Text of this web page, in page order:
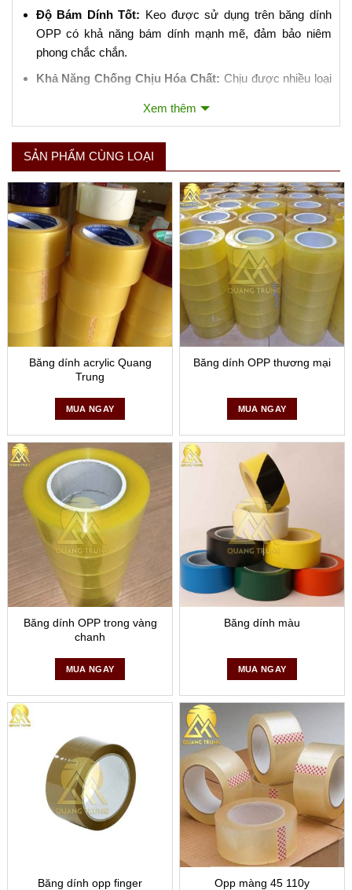
Độ Bám Dính Tốt: Keo được sử dụng trên băng dính
OPP có khả năng bám dính mạnh mẽ, đảm bảo niêm
phong chắc chắn.
Khả Năng Chống Chịu Hóa Chất: Chịu được nhiều loại
Niêm Phong Hộp Carton:
giúp đảm bảo hàng hóa không bị mở ra trong quá trình
vận chuyển.
Đóng Gói Sản Phẩm:Bảo vệ sản phẩm khỏi bụi bẩn,
nước và các yếu tố môi trường khác.
Sử Dụng Trong Công Nghiệp:
Thích hợp cho việc đóng
gói tự động bằng máy móc do độ bền và khả năng chịu
4. Lưu Ý Khi Sử Dụng Băng Dính Đóng Gói OPP:
Bảo Quản:Nên bảo quản ở nơi khô ráo, tránh ánh nắng
trực tiếp và nhiệt độ cao để không làm giảm chất lượng
keo.
Áp Dụng:Đảm bảo bề mặt cần dán sạch sẽ và khô ráo
để tối ưu hóa độ bám dính của băng dính.
Sử Dụng Đúng Cách:
Khi sử dụng băng dính, nên căng
thẳng và áp dụng một lực nhất định để băng dính bám
chắc vào bề mặt.
Băng dính OPP là một giải pháp đóng gói hiệu quả, kinh tế
và được sử dụng rộng rãi trong nhiều ngành công nghiệp
khác nhau.
Xem thêm
SẢN PHẨM CÙNG LOẠI
Băng dính acrylic Quang
Trung
MUA NGAY
Băng dính OPP thương mại
MUA NGAY
Băng dính OPP trong vàng
chanh
MUA NGAY
Băng dính màu
MUA NGAY
Băng dính opp finger Opp màng 45 110y